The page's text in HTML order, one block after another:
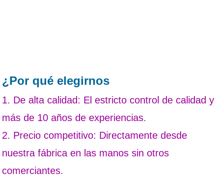
¿Por qué elegirnos
1. De alta calidad: El estricto control de calidad y
más de 10 años de experiencias.
2. Precio competitivo: Directamente desde
nuestra fábrica en las manos sin otros
comerciantes.